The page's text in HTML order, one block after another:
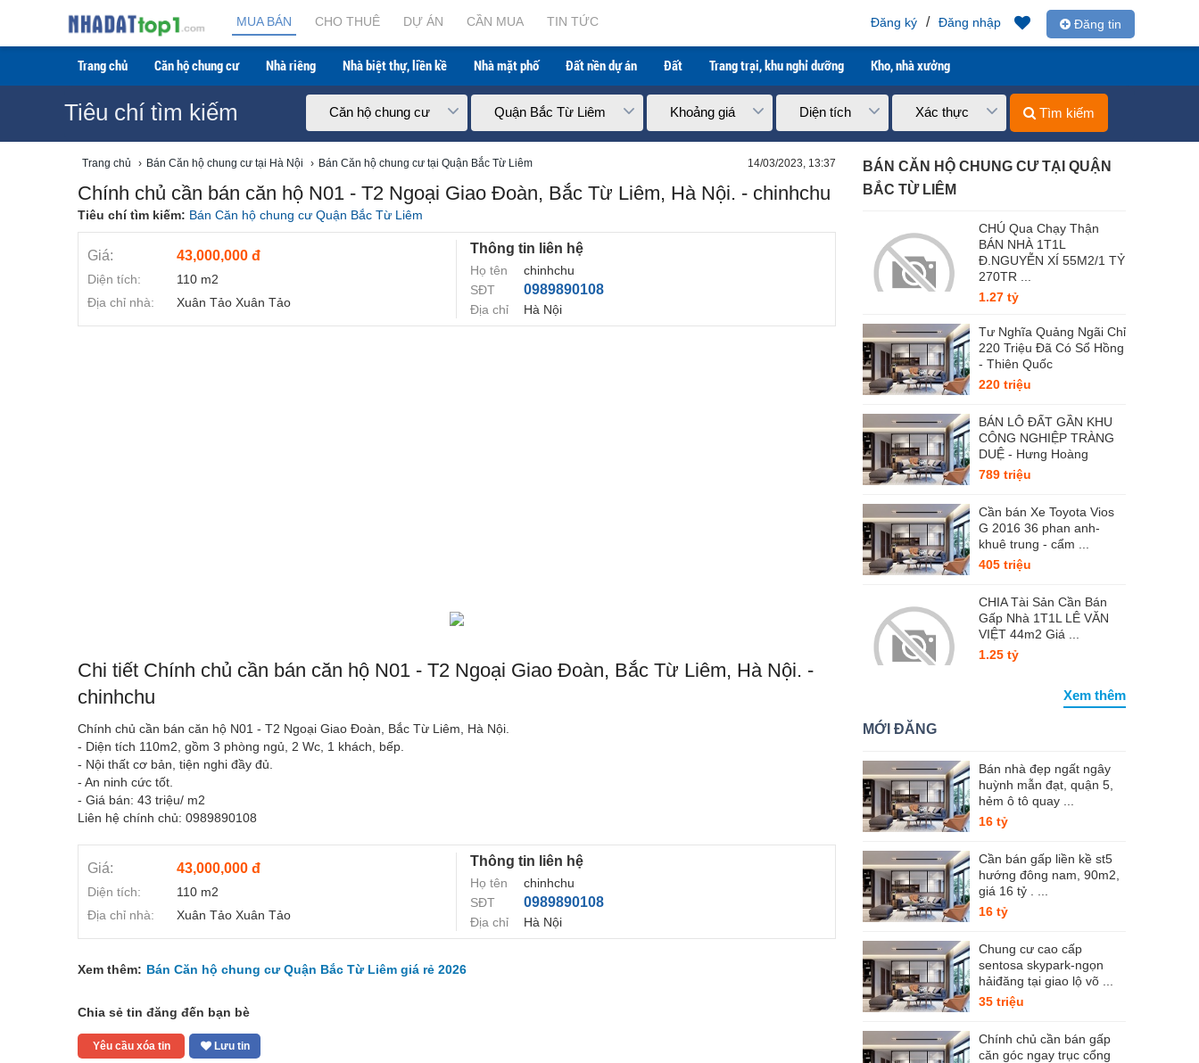
MUA BÁN CHO THUÊ DỰ ÁN CẦN MUA TIN TỨC Đăng tin
Đăng nhập
/
Đăng ký
Trang chủ Căn hộ chung cư Nhà riêng Nhà biệt thự, liền kề Nhà mặt phố Đất nền dự án Đất Trang trại, khu nghỉ dưỡng Kho, nhà xưởng
Tiêu chí tìm kiếm Căn hộ chung cư Quận Bắc Từ Liêm Khoảng giá Diện tích Xác thực Tìm kiếm
Trang chủ › Bán Căn hộ chung cư tại Hà Nội › Bán Căn hộ chung cư tại Quận Bắc Từ Liêm 14/03/2023, 13:37
Chính chủ cần bán căn hộ N01 - T2 Ngoại Giao Đoàn, Bắc Từ Liêm, Hà Nội. - chinhchu
Tiêu chí tìm kiếm: Bán Căn hộ chung cư Quận Bắc Từ Liêm
Giá: 43,000,000 đ
Diện tích:
110 m2
Địa chỉ nhà:
Xuân Tảo Xuân Tảo
Thông tin liên hệ
Họ tên
chinhchu
SĐT
0989890108
Địa chỉ Hà Nội
Chi tiết Chính chủ cần bán căn hộ N01 - T2 Ngoại Giao Đoàn, Bắc Từ Liêm, Hà Nội. -
chinhchu
Chính chủ cần bán căn hộ N01 - T2 Ngoại Giao Đoàn, Bắc Từ Liêm, Hà Nội.
- Diện tích 110m2, gồm 3 phòng ngủ, 2 Wc, 1 khách, bếp.
- Nội thất cơ bản, tiện nghi đầy đủ.
- An ninh cức tốt.
- Giá bán: 43 triệu/ m2
Liên hệ chính chủ: 0989890108
Giá: 43,000,000 đ
Diện tích:
110 m2
Địa chỉ nhà:
Xuân Tảo Xuân Tảo
Thông tin liên hệ
Họ tên
chinhchu
SĐT
0989890108
Địa chỉ Hà Nội
Xem thêm: Bán Căn hộ chung cư Quận Bắc Từ Liêm giá rẻ 2026
Chia sẻ tin đăng đến bạn bè
Yêu cầu xóa tin Lưu tin
BÁN CĂN HỘ CHUNG CƯ TẠI QUẬN
BẮC TỪ LIÊM
CHÚ Qua Chạy Thận
BÁN NHÀ 1T1L
Đ.NGUYỄN XÍ 55M2/1 TỶ
270TR ...
1.27 tỷ
Tư Nghĩa Quảng Ngãi Chỉ
220 Triệu Đã Có Sổ Hồng
- Thiên Quốc
220 triệu
BÁN LÔ ĐẤT GẦN KHU
CÔNG NGHIỆP TRÀNG
DUỆ - Hưng Hoàng
789 triệu
Cần bán Xe Toyota Vios
G 2016 36 phan anh-
khuê trung - cẩm ...
405 triệu
CHIA Tài Sản Cần Bán
Gấp Nhà 1T1L LÊ VĂN
VIỆT 44m2 Giá ...
1.25 tỷ
Xem thêm
MỚI ĐĂNG
Bán nhà đẹp ngất ngây
huỳnh mẫn đạt, quận 5,
hẻm ô tô quay ...
16 tỷ
Cần bán gấp liền kề st5
hướng đông nam, 90m2,
giá 16 tỷ . ...
16 tỷ
Chung cư cao cấp
sentosa skypark-ngọn
hảiđăng tại giao lộ võ ...
35 triệu
Chính chủ cần bán gấp
căn góc ngay trục cổng